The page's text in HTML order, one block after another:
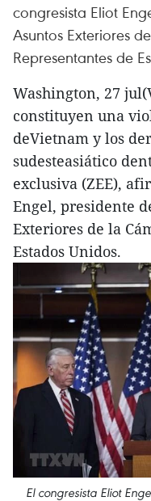
congresista Eliot
Asuntos Exteriores
Representantes de
Washington, 27
constituyen una
deVietnam y los
sudesteasiático
exclusiva (ZEE),
Engel, presidente
Exteriores de la
Estados Unidos.
El congresista Eliot